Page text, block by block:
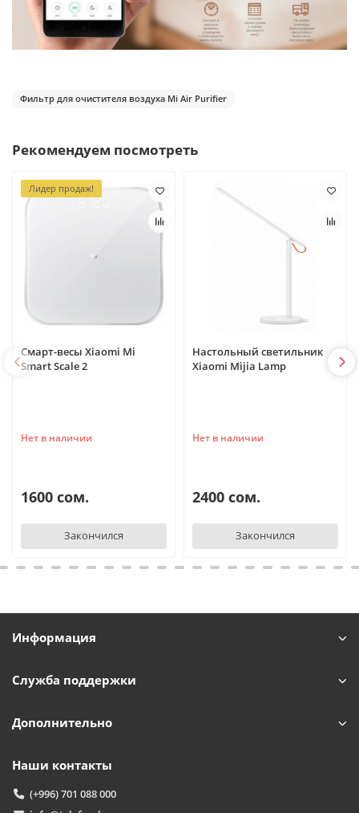
Фильтр для очистителя воздуха Mi Air Purifier
Рекомендуем посмотреть
Лидер продаж!
Смарт-весы Xiaomi Mi
Smart Scale 2
Нет в наличии
1600 сом.
Закончился
Настольный светильник
Xiaomi Mijia Lamp
Нет в наличии
2400 сом.
Закончился
Информация
Служба поддержки
Дополнительно
Наши контакты
(+996) 701 088 000